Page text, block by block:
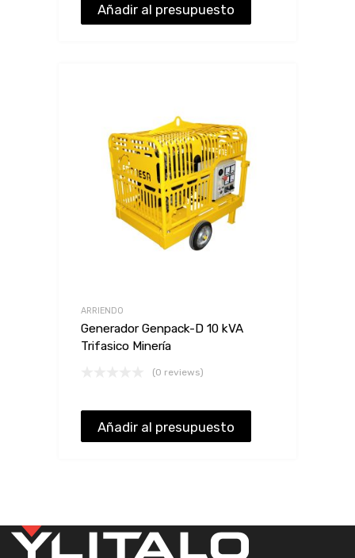
Añadir al presupuesto
ARRIENDO
Generador Genpack-D 10 kVA
Trifasico Minería
(0 reviews)
Añadir al presupuesto